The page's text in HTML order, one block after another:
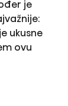
je
ukusne
ovu